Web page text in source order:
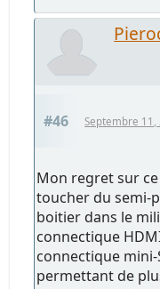
#46 Septembre 11,
Mon regret sur ce
toucher du semi-
boitier dans le
connectique
connectique
permettant de